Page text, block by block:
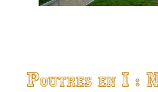
Poutres en I :